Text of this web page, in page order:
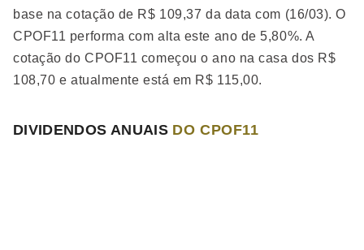
base na cotação de R$ 109,37 da data com (16/03). O
CPOF11 performa com alta este ano de 5,80%. A
cotação do CPOF11 começou o ano na casa dos R$
108,70 e atualmente está em R$ 115,00.
DIVIDENDOS ANUAIS DO CPOF11